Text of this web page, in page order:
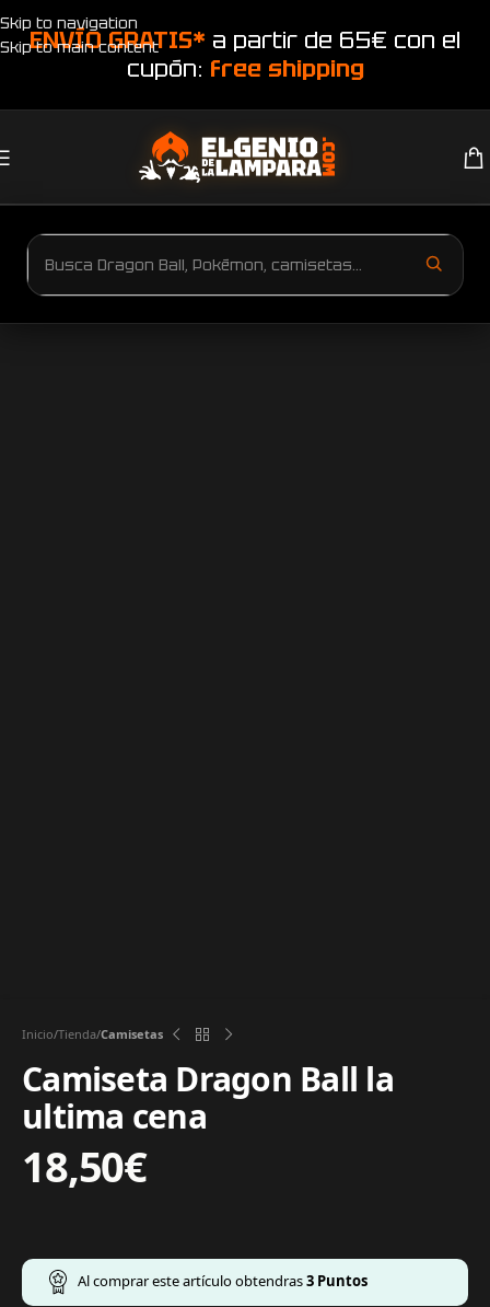
Skip to navigation
Skip to main content
ENVÍO GRATIS* a partir de 65€ con el
cupón: free shipping
Inicio Tienda Camisetas
Camiseta Dragon Ball la
ultima cena
18,50€
Al comprar este artículo obtendras3 Puntos